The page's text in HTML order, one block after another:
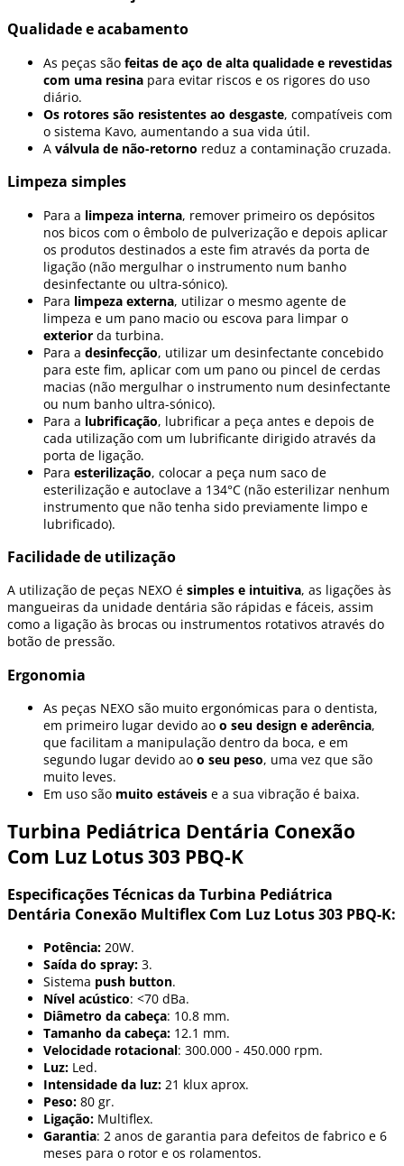
Qualidade e acabamento
As peças são feitas de aço de alta qualidade e revestidas
com uma resina para evitar riscos e os rigores do uso
diário.
Os rotores são resistentes ao desgaste, compatíveis com
o sistema Kavo, aumentando a sua vida útil.
A válvula de não-retorno reduz a contaminação cruzada.
Limpeza simples
Para a limpeza interna, remover primeiro os depósitos
nos bicos com o êmbolo de pulverização e depois aplicar
os produtos destinados a este fim através da porta de
ligação (não mergulhar o instrumento num banho
desinfectante ou ultra-sónico).
Para limpeza externa, utilizar o mesmo agente de
limpeza e um pano macio ou escova para limpar o
exterior da turbina.
Para a desinfecção, utilizar um desinfectante concebido
para este fim, aplicar com um pano ou pincel de cerdas
macias (não mergulhar o instrumento num desinfectante
ou num banho ultra-sónico).
Para a lubrificação, lubrificar a peça antes e depois de
cada utilização com um lubrificante dirigido através da
porta de ligação.
Para esterilização, colocar a peça num saco de
esterilização e autoclave a 134°C (não esterilizar nenhum
instrumento que não tenha sido previamente limpo e
lubrificado).
Facilidade de utilização
A utilização de peças NEXO é simples e intuitiva, as ligações às
mangueiras da unidade dentária são rápidas e fáceis, assim
como a ligação às brocas ou instrumentos rotativos através do
botão de pressão.
Ergonomia
As peças NEXO são muito ergonómicas para o dentista,
em primeiro lugar devido ao o seu design e aderência,
que facilitam a manipulação dentro da boca, e em
segundo lugar devido ao o seu peso, uma vez que são
muito leves.
Em uso são muito estáveis e a sua vibração é baixa.
Turbina Pediátrica Dentária Conexão
Com Luz Lotus 303 PBQ-K
Especificações Técnicas da Turbina Pediátrica
Dentária Conexão Multiflex Com Luz Lotus 303 PBQ-K:
Potência: 20W.
Saída do spray: 3.
Sistema push button.
Nível acústico: <70 dBa.
Diâmetro da cabeça: 10.8 mm.
Tamanho da cabeça: 12.1 mm.
Velocidade rotacional: 300.000 - 450.000 rpm.
Luz: Led.
Intensidade da luz: 21 klux aprox.
Peso: 80 gr.
Ligação: Multiflex.
Garantia: 2 anos de garantia para defeitos de fabrico e 6
meses para o rotor e os rolamentos.